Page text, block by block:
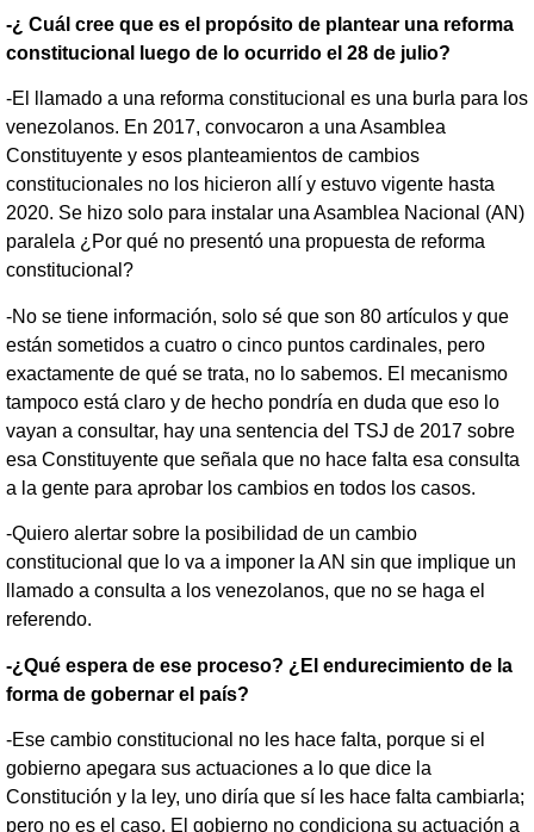
-¿ Cuál cree que es el propósito de plantear una reforma
constitucional luego de lo ocurrido el 28 de julio?
-El llamado a una reforma constitucional es una burla para los
venezolanos. En 2017, convocaron a una Asamblea
Constituyente y esos planteamientos de cambios
constitucionales no los hicieron allí y estuvo vigente hasta
2020. Se hizo solo para instalar una Asamblea Nacional (AN)
paralela ¿Por qué no presentó una propuesta de reforma
constitucional?
-No se tiene información, solo sé que son 80 artículos y que
están sometidos a cuatro o cinco puntos cardinales, pero
exactamente de qué se trata, no lo sabemos. El mecanismo
tampoco está claro y de hecho pondría en duda que eso lo
vayan a consultar, hay una sentencia del TSJ de 2017 sobre
esa Constituyente que señala que no hace falta esa consulta
a la gente para aprobar los cambios en todos los casos.
-Quiero alertar sobre la posibilidad de un cambio
constitucional que lo va a imponer la AN sin que implique un
llamado a consulta a los venezolanos, que no se haga el
referendo.
-¿Qué espera de ese proceso? ¿El endurecimiento de la
forma de gobernar el país?
-Ese cambio constitucional no les hace falta, porque si el
gobierno apegara sus actuaciones a lo que dice la
Constitución y la ley, uno diría que sí les hace falta cambiarla;
pero no es el caso. El gobierno no condiciona su actuación a